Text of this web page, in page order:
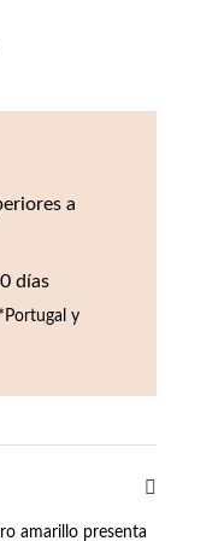
a
días
y
amarillo presenta